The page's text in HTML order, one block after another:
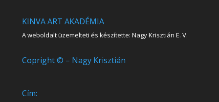
KINVA ART AKADÉMIA
A weboldalt üzemelteti és készítette: Nagy Krisztián E. V.
Copright © – Nagy Krisztián
Cím: